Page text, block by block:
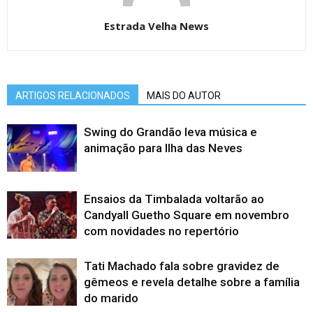
Estrada Velha News
ARTIGOS RELACIONADOS MAIS DO AUTOR
Swing do Grandão leva música e
animação para Ilha das Neves
Ensaios da Timbalada voltarão ao
Candyall Guetho Square em novembro
com novidades no repertório
Tati Machado fala sobre gravidez de
gêmeos e revela detalhe sobre a família
do marido